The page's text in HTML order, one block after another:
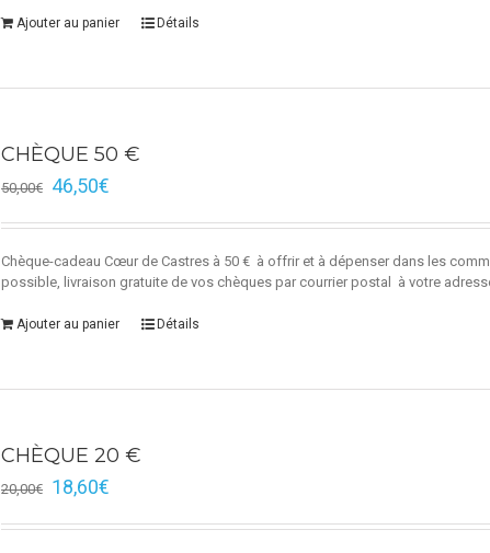
Ajouter au panier Détails
CHÈQUE 50 €
50,00€ 46,50€
Chèque-cadeau Cœur de Castres à 50 € à offrir et à dépenser dans les
possible, livraison gratuite de vos chèques par courrier postal à votre
Ajouter au panier Détails
CHÈQUE 20 €
20,00€ 18,60€